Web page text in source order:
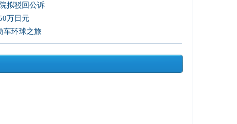
拟驳回公诉
万日元
车环球之旅